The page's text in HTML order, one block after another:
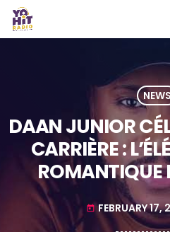
DAAN JUNIOR
CARRIÈRE :
ROMANTIQUE
today FEBRUARY 17,